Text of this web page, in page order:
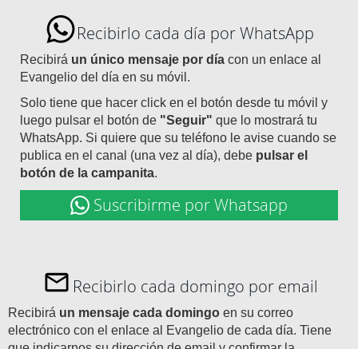
Recibirlo cada día por WhatsApp
Recibirá un único mensaje por día con un enlace al
Evangelio del día en su móvil.
Solo tiene que hacer click en el botón desde tu móvil y
luego pulsar el botón de "Seguir" que lo mostrará tu
WhatsApp. Si quiere que su teléfono le avise cuando se
publica en el canal (una vez al día), debe pulsar el
botón de la campanita.
Suscribirme por Whatsapp
Recibirlo cada domingo por email
Recibirá un mensaje cada domingo en su correo
electrónico con el enlace al Evangelio de cada día. Tiene